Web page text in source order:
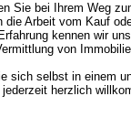
Sie bei Ihrem Weg
die Arbeit vom Kauf
kennen wir
von
sich selbst in einem
herzlich